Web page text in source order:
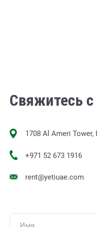
Свяжитесь
1708 Al Ameri Tower,
+971 52 673 1916
rent@yetiuae.com